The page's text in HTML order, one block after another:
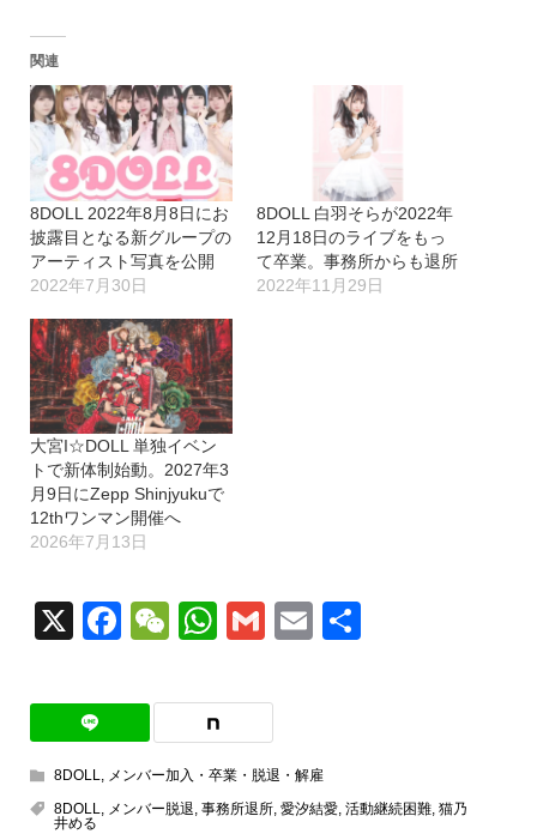
関連
8DOLL 2022年8月8日にお
披露目となる新グループの
アーティスト写真を公開
2022年7月30日
8DOLL 白羽そらが2022年
12月18日のライブをもっ
て卒業。事務所からも退所
2022年11月29日
大宮I☆DOLL 単独イベン
トで新体制始動。2027年3
月9日にZepp Shinjyukuで
12thワンマン開催へ
2026年7月13日
X Facebook
WeChat
WhatsApp
GmailEmail
8DOLL, メンバー加入・卒業・脱退・解雇
8DOLL, メンバー脱退, 事務所退所, 愛汐結愛, 活動継続困難, 猫乃
井める